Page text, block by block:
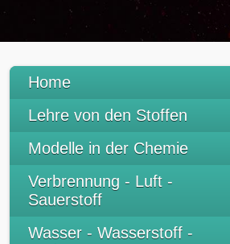
Home
Lehre von den Stoffen
Modelle in der Chemie
Verbrennung - Luft -
Sauerstoff
Wasser - Wasserstoff -